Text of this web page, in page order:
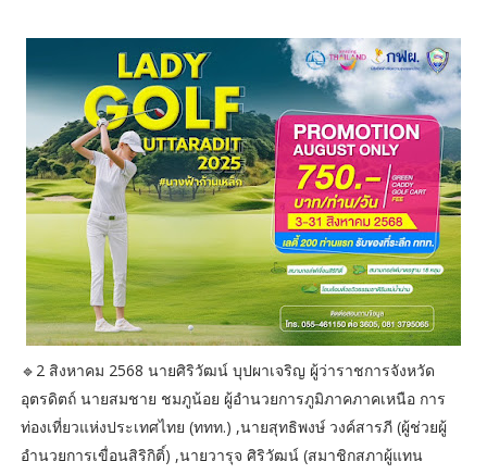
🔹2 สิงหาคม 2568 นายศิริวัฒน์ บุปผาเจริญ ผู้ว่าราชการจังหวัด
อุตรดิตถ์ นายสมชาย ชมภูน้อย ผู้อำนวยการภูมิภาคภาคเหนือ การ
ท่องเที่ยวแห่งประเทศไทย (ททท.) ,นายสุทธิพงษ์ วงค์สารภี (ผู้ช่วยผู้
อำนวยการเขื่อนสิริกิติ์) ,นายวารุจ ศิริวัฒน์ (สมาชิกสภาผู้แทน